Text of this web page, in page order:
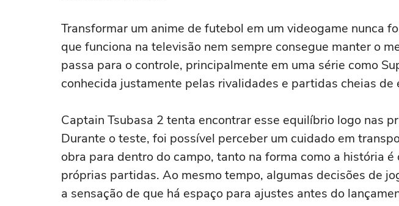
Transformar um anime de futebol em um videogame nunca
que funciona na televisão nem sempre consegue manter o
passa para o controle, principalmente em uma série como
conhecida justamente pelas rivalidades e partidas cheias de
Captain Tsubasa 2 tenta encontrar esse equilíbrio logo nas
Durante o teste, foi possível perceber um cuidado em
obra para dentro do campo, tanto na forma como a história
próprias partidas. Ao mesmo tempo, algumas decisões de
a sensação de que há espaço para ajustes antes do